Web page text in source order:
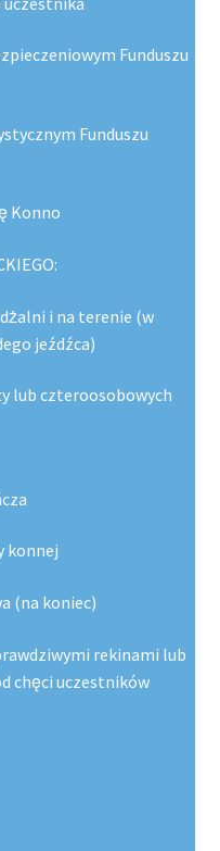
Funduszu
Funduszu
Konno
i na terenie (w
jeźdźca)
lub czteroosobowych
konnej
(na koniec)
rekinami lub
chęci uczestników